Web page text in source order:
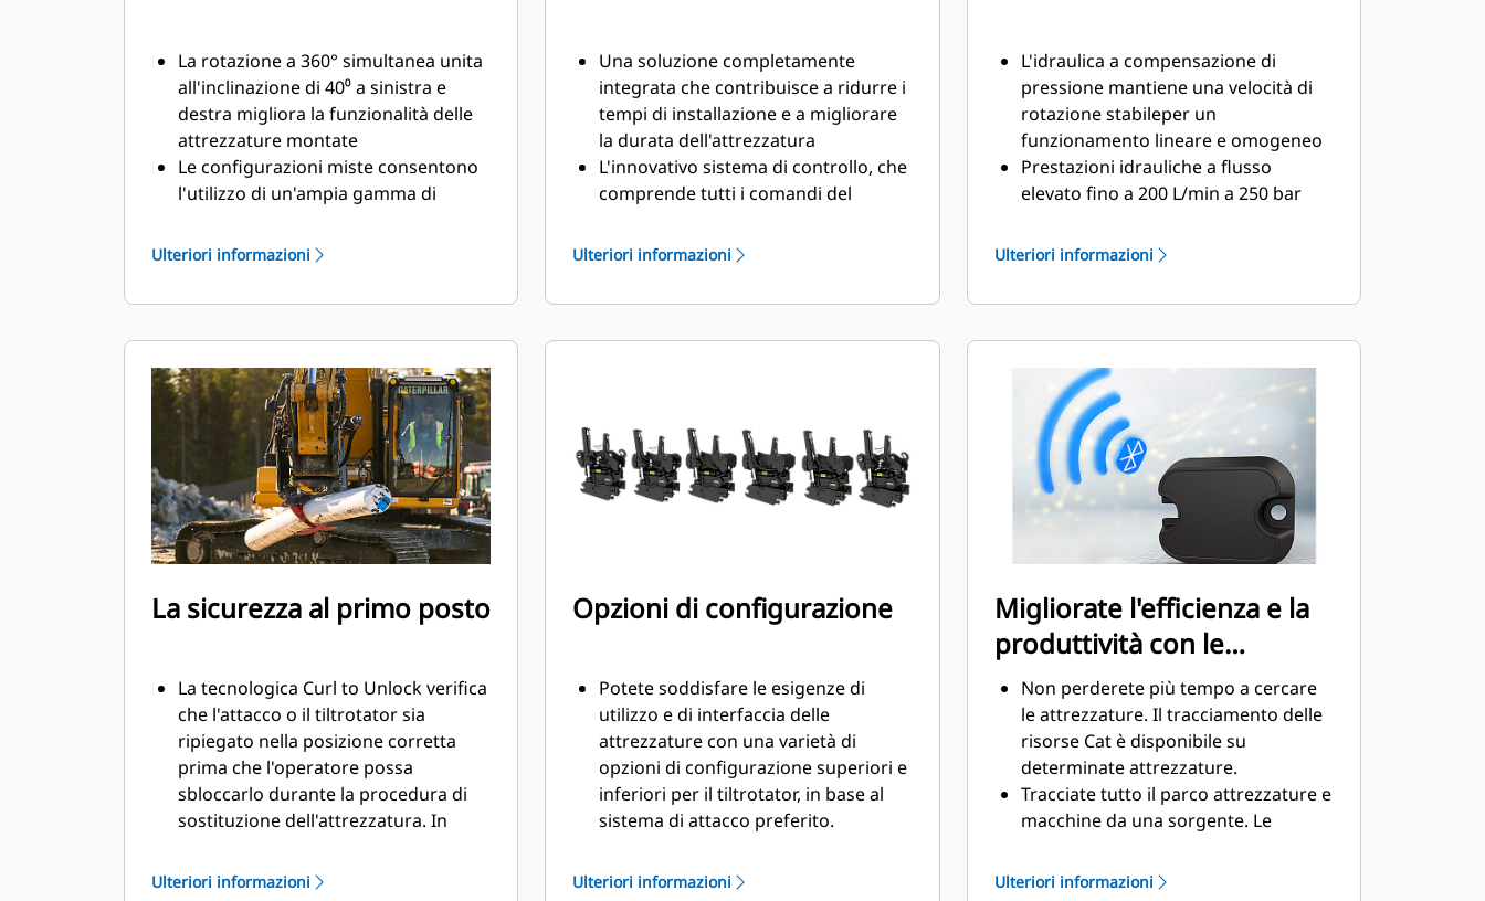
La rotazione a 360° simultanea unita
all'inclinazione di 40⁰ a sinistra e
destra migliora la funzionalità delle
attrezzature montate
Le configurazioni miste consentono
l'utilizzo di un'ampia gamma di
per soddisfare le vostre esigenze
standard in attacco S a collegamento
quali scavo, livellamento,
compattazione e altre ancora con
movimenti più precisi senza dover
riposizionare la macchina
Utilizzate il modulo a polipo senza
rimuovere l'attrezzatura inferiore
Ulteriori informazioni
Una soluzione completamente
integrata che contribuisce a ridurre i
tempi di installazione e a migliorare
la durata dell'attrezzatura
L'innovativo sistema di controllo, che
comprende tutti i comandi del
posizionamento,può essere
Il sensore di inclinazione GS520,
livellamento
SecureLock™ utilizza la tecnologia
dei sensori all'interno del cilindro di
blocco per verificare che lo
saldamente per ridurre il rischio di
caduta o oscillazione dello
Ulteriori informazioni
L'idraulica a compensazione di
pressione mantiene una velocità di
rotazione stabileper un
funzionamento lineare e omogeneo
Prestazioni idrauliche a flusso
elevato fino a 200 L/min a 250 bar
flusso elevato
punto di ingrassaggio, collegabile al
La scatola degli ingranaggi è piena
d'olio per assicurare una
lubrificazione costante ed estendere
la vita utile del rotore
I tubi flessibili in acciaio ad ampio
diametrocontribuiscono a ridurre la
contropressione, a estendere la vita
utile e a semplificare la
manutenzione
Ulteriori informazioni
La sicurezza al primo posto
La tecnologica Curl to Unlock verifica
che l'attacco o il tiltrotator sia
ripiegato nella posizione corretta
prima che l'operatore possa
sbloccarlo durante la procedura di
sostituzione dell'attrezzatura. In
sicurezza delle attrezzature durante
Ulteriori informazioni
Opzioni di configurazione
Potete soddisfare le esigenze di
utilizzo e di interfaccia delle
attrezzature con una varietà di
opzioni di configurazione superiori e
inferiori per il tiltrotator, in base al
sistema di attacco preferito.
imperniato nella parte superiore
Ulteriori informazioni
Migliorate l'efficienza e la
produttività con le
tecnologie integrate
Non perderete più tempo a cercare
le attrezzature. Il tracciamento delle
risorse Cat è disponibile su
determinate attrezzature.
Tracciate tutto il parco attrezzature e
macchine da una sorgente. Le
risorse possono essere visualizzate
Ulteriori informazioni